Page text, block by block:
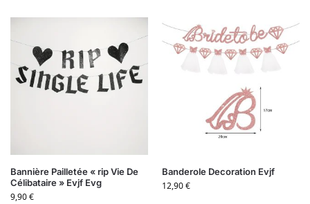
Bannière Pailletée « rip Vie De
Célibataire » Evjf Evg
9,90€
Banderole Decoration Evjf
12,90€